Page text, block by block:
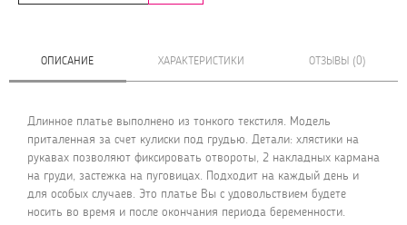
ОПИСАНИЕ ХАРАКТЕРИСТИКИ ОТЗЫВЫ (0)
Длинное платье выполнено из тонкого текстиля. Модель
приталенная за счет кулиски под грудью. Детали: хлястики на
рукавах позволяют фиксировать отвороты, 2 накладных кармана
на груди, застежка на пуговицах. Подходит на каждый день и
для особых случаев. Это платье Вы с удовольствием будете
носить во время и после окончания периода беременности.